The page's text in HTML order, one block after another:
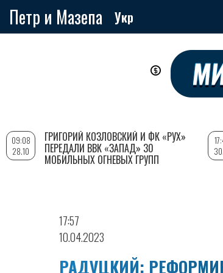
Петр и Мазепа Укр
17:57
10.04.2023
РАДУЦКИЙ:
09:08
28.10
ГРИГОРИЙ КОЗЛОВСКИЙ И ФК «РУХ»
ПЕРЕДАЛИ ВВК «ЗАПАД» 30
МОБИЛЬНЫХ ОГНЕВЫХ ГРУПП